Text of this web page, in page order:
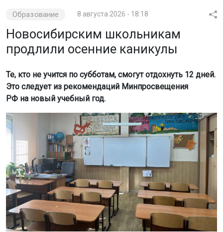
Образование 8 августа 2026 - 18:18
Новосибирским школьникам
продлили осенние каникулы
Те, кто не учится по субботам, смогут отдохнуть 12 дней.
Это следует из рекомендаций Минпросвещения
РФ на новый учебный год.